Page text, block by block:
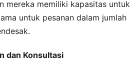
mereka memiliki kapasitas untuk
untuk pesanan dalam jumlah
dan Konsultasi